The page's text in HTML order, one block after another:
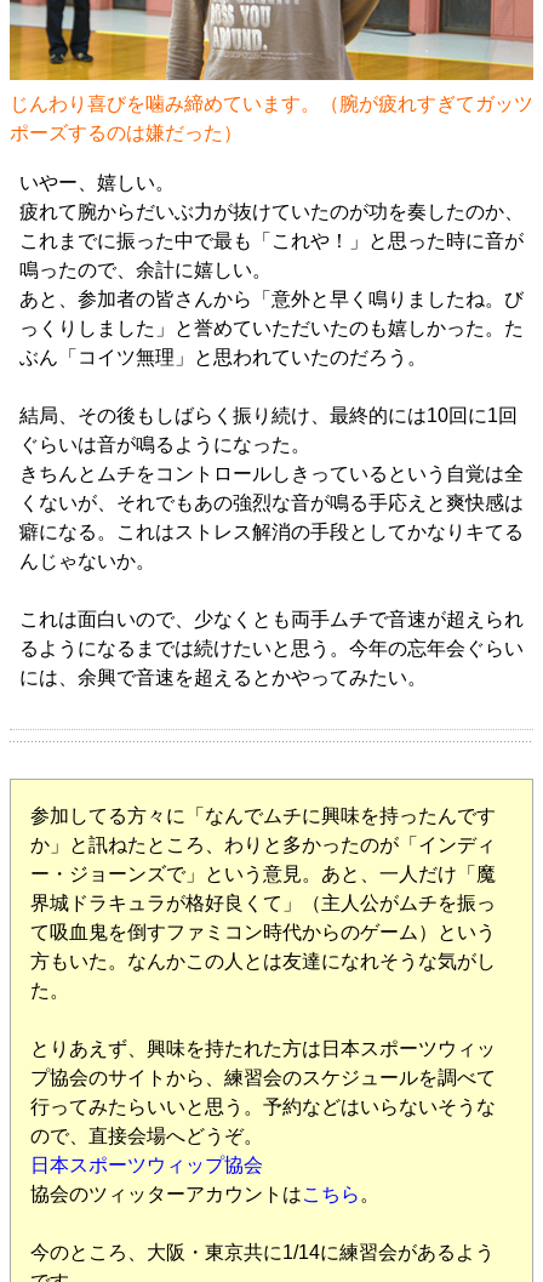
じんわり喜びを噛み締めています。（腕が疲れすぎてガッツ
ポーズするのは嫌だった）
いやー、嬉しい。
疲れて腕からだいぶ力が抜けていたのが功を奏したのか、
これまでに振った中で最も「これや！」と思った時に音が
鳴ったので、余計に嬉しい。
あと、参加者の皆さんから「意外と早く鳴りましたね。び
っくりしました」と誉めていただいたのも嬉しかった。た
ぶん「コイツ無理」と思われていたのだろう。
結局、その後もしばらく振り続け、最終的には10回に1回
ぐらいは音が鳴るようになった。
きちんとムチをコントロールしきっているという自覚は全
くないが、それでもあの強烈な音が鳴る手応えと爽快感は
癖になる。これはストレス解消の手段としてかなりキてる
んじゃないか。
これは面白いので、少なくとも両手ムチで音速が超えられ
るようになるまでは続けたいと思う。今年の忘年会ぐらい
には、余興で音速を超えるとかやってみたい。
参加してる方々に「なんでムチに興味を持ったんです
か」と訊ねたところ、わりと多かったのが「インディ
ー・ジョーンズで」という意見。あと、一人だけ「魔
界城ドラキュラが格好良くて」（主人公がムチを振っ
て吸血鬼を倒すファミコン時代からのゲーム）という
方もいた。なんかこの人とは友達になれそうな気がし
た。
とりあえず、興味を持たれた方は日本スポーツウィッ
プ協会のサイトから、練習会のスケジュールを調べて
行ってみたらいいと思う。予約などはいらないそうな
ので、直接会場へどうぞ。
日本スポーツウィップ協会
協会のツィッターアカウントはこちら 。
今のところ、大阪・東京共に1/14に練習会があるよう